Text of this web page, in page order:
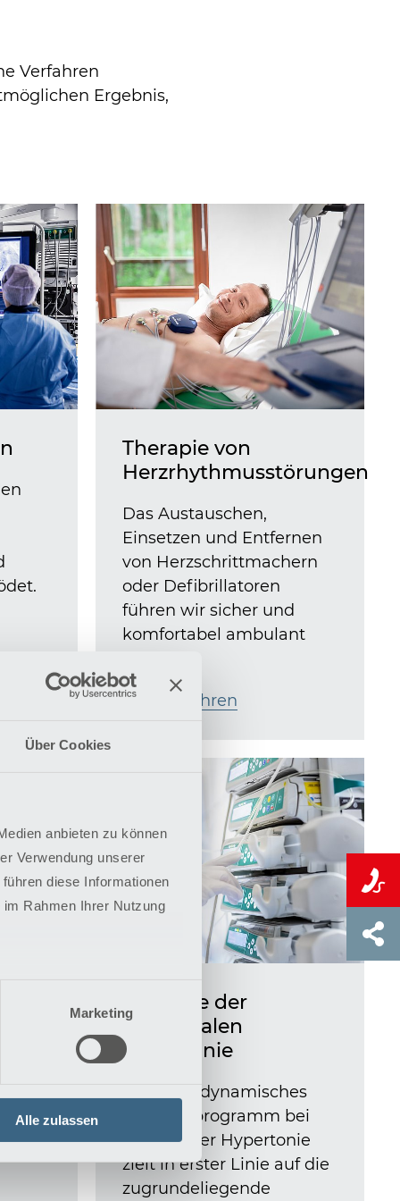
Über Cookies
anbieten zu können
Verwendung unserer
diese Informationen
Rahmen Ihrer Nutzung
Marketing
Alle zulassen
Verfahren
Ergebnis,
Therapie von
Herzrhythmusstörungen
Das Austauschen,
Einsetzen und Entfernen
von Herzschrittmachern
oder Defibrillatoren
führen wir sicher und
komfortabel ambulant
Mehr erfahren
Therapie der
pulmonalen
Hypertonie
Ein hämodynamisches
Therapieprogramm bei
pulmonaler Hypertonie
zielt in erster Linie auf die
zugrundeliegende